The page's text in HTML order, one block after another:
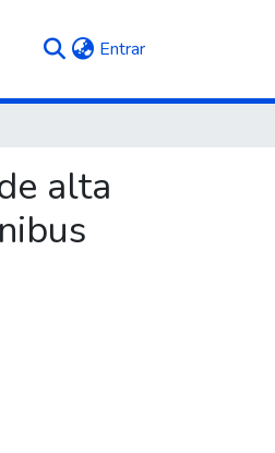
Entrar(current)
alta